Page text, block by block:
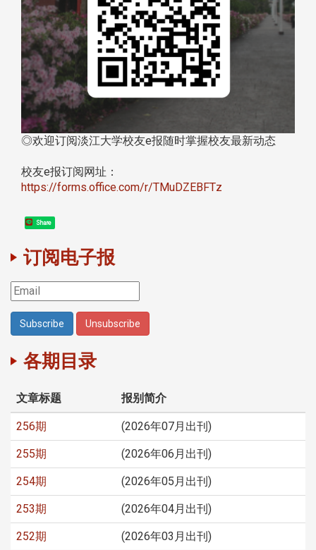
◎欢迎订阅淡江大学校友e报随时掌握校友最新动态
校友e报订阅网址：
https://forms.office.com/r/TMuDZEBFTz
Share
订阅电子报
各期目录
文章标题 报别简介
256期 (2026年07月出刊)
255期 (2026年06月出刊)
254期 (2026年05月出刊)
253期 (2026年04月出刊)
252期 (2026年03月出刊)